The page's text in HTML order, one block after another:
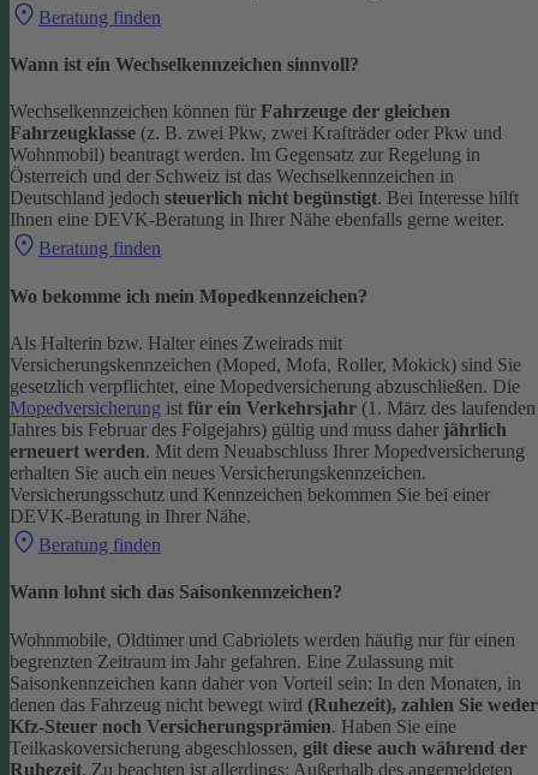
Beratung finden
Wann ist ein Wechselkennzeichen sinnvoll?
Wechselkennzeichen können für Fahrzeuge der gleichen
Fahrzeugklasse (z. B. zwei Pkw, zwei Krafträder oder Pkw und
Wohnmobil) beantragt werden. Im Gegensatz zur Regelung in
Österreich und der Schweiz ist das Wechselkennzeichen in
Deutschland jedoch steuerlich nicht begünstigt. Bei Interesse hilft
Ihnen eine DEVK-Beratung in Ihrer Nähe ebenfalls gerne weiter.
Beratung finden
Wo bekomme ich mein Mopedkennzeichen?
Als Halterin bzw. Halter eines Zweirads mit
Versicherungskennzeichen (Moped, Mofa, Roller, Mokick) sind Sie
gesetzlich verpflichtet, eine Mopedversicherung abzuschließen. Die
Mopedversicherung ist für ein Verkehrsjahr (1. März des laufenden
Jahres bis Februar des Folgejahrs) gültig und muss daher jährlich
erneuert werden. Mit dem Neuabschluss Ihrer Mopedversicherung
erhalten Sie auch ein neues Versicherungskennzeichen.
Versicherungsschutz und Kennzeichen bekommen Sie bei einer
DEVK-Beratung in Ihrer Nähe.
Beratung finden
Wann lohnt sich das Saisonkennzeichen?
Wohnmobile, Oldtimer und Cabriolets werden häufig nur für einen
begrenzten Zeitraum im Jahr gefahren. Eine Zulassung mit
Saisonkennzeichen kann daher von Vorteil sein: In den Monaten, in
denen das Fahrzeug nicht bewegt wird (Ruhezeit), zahlen Sie weder
Kfz-Steuer noch Versicherungsprämien. Haben Sie eine
Teilkaskoversicherung abgeschlossen, gilt diese auch während der
Ruhezeit. Zu beachten ist allerdings: Außerhalb des angemeldeten